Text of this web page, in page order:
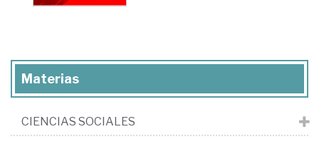
Materias
CIENCIAS SOCIALES